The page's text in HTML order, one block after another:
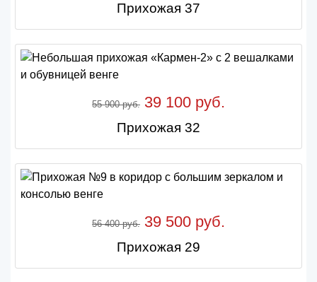
Прихожая 37
55 900 руб. 39 100 руб.
Прихожая 32
56 400 руб. 39 500 руб.
Прихожая 29